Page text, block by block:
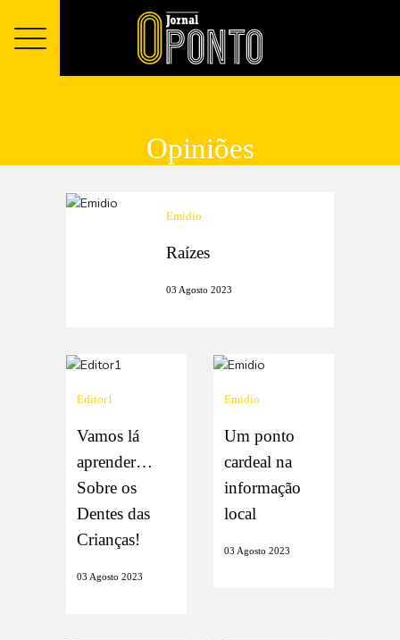
Opiniões
Emidio
Raízes
03 Agosto 2023
Editor1
Vamos lá
aprender…
Sobre os
Dentes das
Crianças!
03 Agosto 2023
Emidio
Um ponto
cardeal na
informação
local
03 Agosto 2023